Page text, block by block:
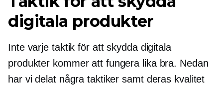
digitala produkter
Inte varje taktik för att skydda digitala
produkter kommer att fungera lika bra. Nedan
har vi delat några taktiker samt deras kvalitet